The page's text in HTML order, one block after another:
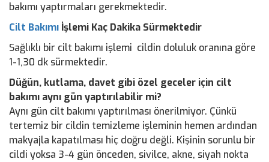
bakımı yaptırmaları gerekmektedir.
Cilt Bakımı İşlemi Kaç Dakika Sürmektedir
Sağlıklı bir cilt bakımı işlemi cildin doluluk oranına göre
1-1,30 dk sürmektedir.
Düğün, kutlama, davet gibi özel geceler için cilt
bakımı aynı gün yaptırılabilir mi?
Aynı gün cilt bakımı yaptırılması önerilmiyor. Çünkü
tertemiz bir cildin temizleme işleminin hemen ardından
makyajla kapatılması hiç doğru değli. Kişinin sorunlu bir
cildi yoksa 3-4 gün önceden, sivilce, akne, siyah nokta